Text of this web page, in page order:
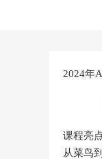
2024年
课程亮
从菜鸟